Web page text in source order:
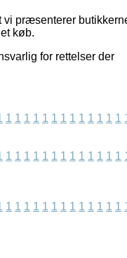
vi præsenterer
køb.
for rettelser der
1 1 1 1 1 1 1 1 1 1 1 1 1
1 1 1 1 1 1 1 1 1 1 1 1 1
1 1 1 1 1 1 1 1 1 1 1 1 1